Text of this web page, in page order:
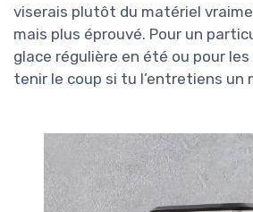
viserais plutôt du matériel
mais plus éprouvé. Pour un
glace régulière en été ou pour
tenir le coup si tu l’entretiens un